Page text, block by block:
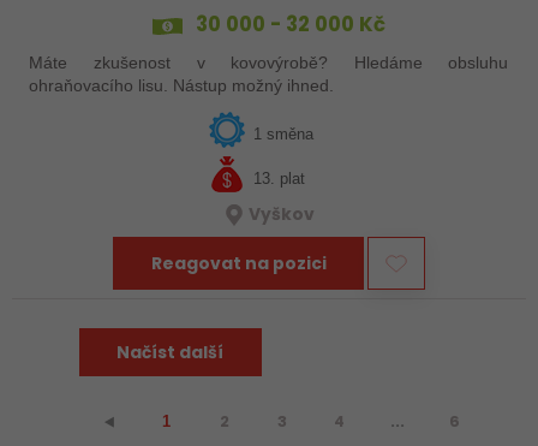
30 000 - 32 000 Kč
Máte zkušenost v kovovýrobě? Hledáme obsluhu
ohraňovacího lisu. Nástup možný ihned.
1 směna
13. plat
Vyškov
Reagovat na pozici
Načíst další
⯇ 1 2 3 4 ... 6